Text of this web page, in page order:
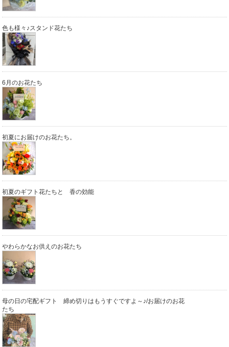
色も様々♪スタンド花たち
6月のお花たち
初夏にお届けのお花たち。
初夏のギフト花たちと 香の効能
やわらかなお供えのお花たち
母の日の宅配ギフト 締め切りはもうすぐですよ～♪/お届けのお花
たち